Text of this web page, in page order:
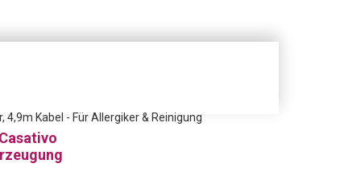
Kabel - Für Allergiker & Reinigung